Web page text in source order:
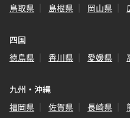
鳥取県
島根県 岡山県
四国
徳島県
香川県 愛媛県
九州・沖縄
福岡県
佐賀県 長崎県